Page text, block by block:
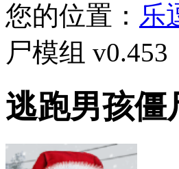
您的位置： 乐
尸模组 v0.453
逃跑男孩僵